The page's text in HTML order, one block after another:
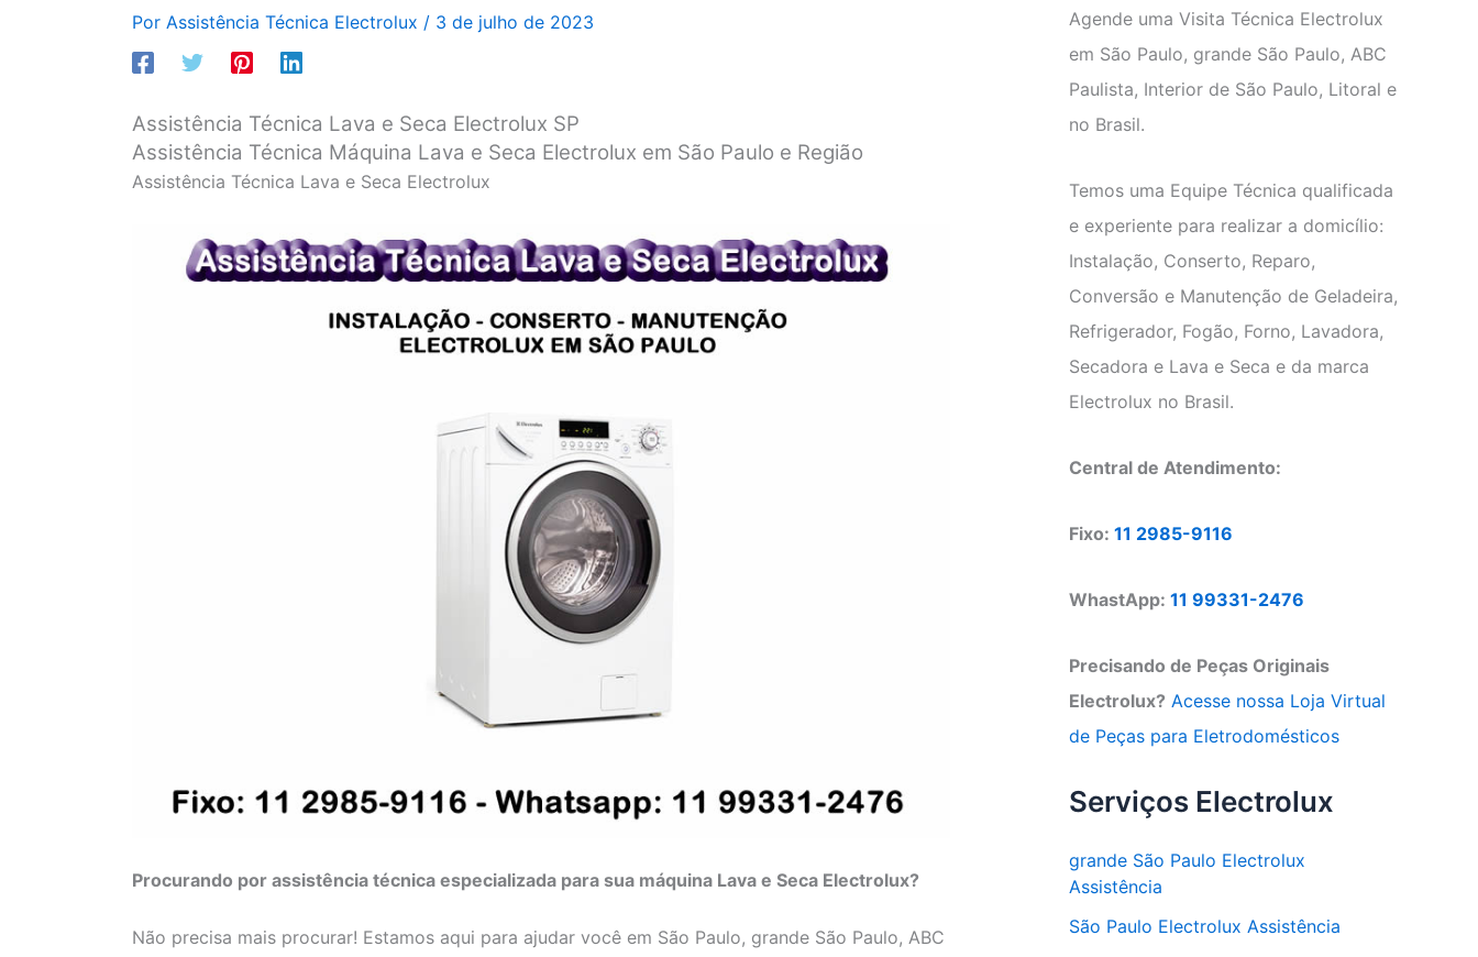
Por Assistência Técnica Electrolux / 3 de julho de 2023
Assistência Técnica Lava e Seca Electrolux SP
Assistência Técnica Máquina Lava e Seca Electrolux em São Paulo e Região
Assistência Técnica Lava e Seca Electrolux
Procurando por assistência técnica especializada para sua máquina Lava e Seca Electrolux?
Não precisa mais procurar! Estamos aqui para ajudar você em São Paulo, grande São Paulo, ABC
Agende uma Visita Técnica Electrolux
em São Paulo, grande São Paulo, ABC
Paulista, Interior de São Paulo, Litoral e
no Brasil.
Temos uma Equipe Técnica qualificada
e experiente para realizar a domicílio:
Instalação, Conserto, Reparo,
Conversão e Manutenção de Geladeira,
Refrigerador, Fogão, Forno, Lavadora,
Secadora e Lava e Seca e da marca
Electrolux no Brasil.
Central de Atendimento:
Fixo: 11 2985-9116
WhastApp: 11 99331-2476
Precisando de Peças Originais
Electrolux? Acesse nossa Loja Virtual
de Peças para Eletrodomésticos
Serviços Electrolux
grande São Paulo Electrolux
Assistência
São Paulo Electrolux Assistência